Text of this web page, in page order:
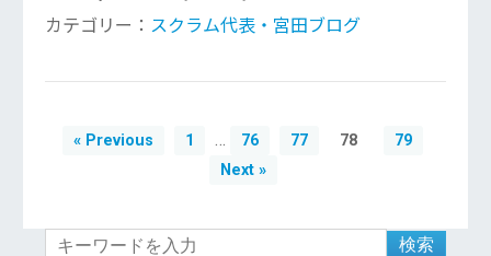
カテゴリー： スクラム代表・宮田ブログ
« Previous 1 76 77 78
79
Next »
検索